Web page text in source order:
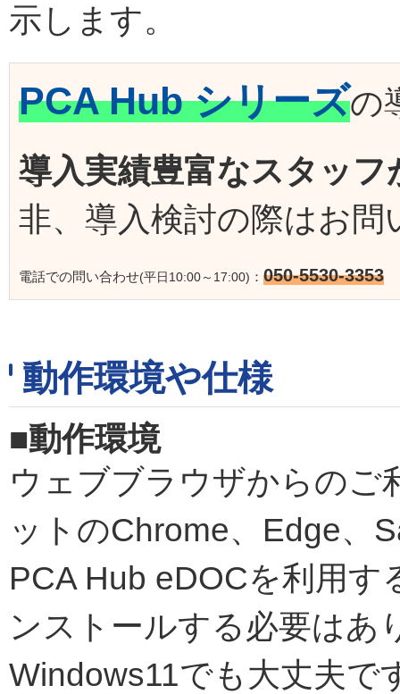
示します。
PCA Hub シリーズの
導入実績豊富なスタッフ
非、導入検討の際はお
電話での問い合わせ(平日10:00～17:00) ： 050-5530-3353
動作環境や仕様
■動作環境
ウェブブラウザからのご
ットのChrome、Edge、
PCA Hub eDOCを利用
ンストールする必要はあ
Windows11でも大丈夫で